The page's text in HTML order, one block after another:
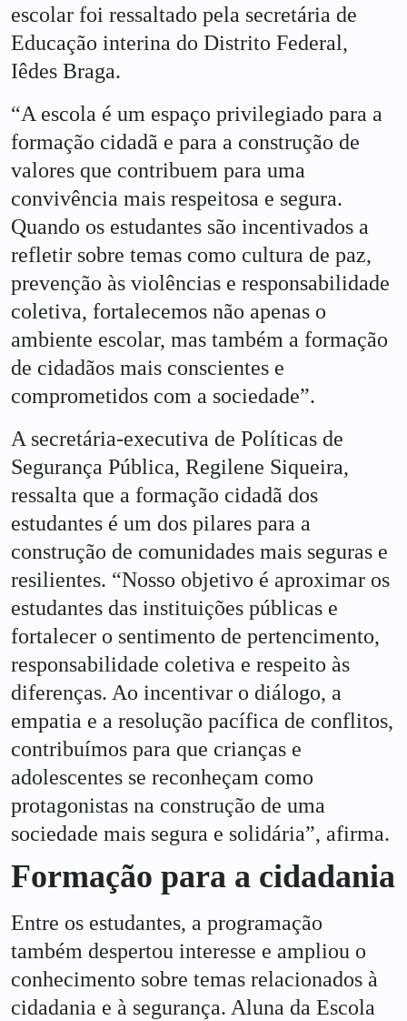
escolar foi ressaltado pela secretária de
Educação interina do Distrito Federal,
Iêdes Braga.
“A escola é um espaço privilegiado para a
formação cidadã e para a construção de
valores que contribuem para uma
convivência mais respeitosa e segura.
Quando os estudantes são incentivados a
refletir sobre temas como cultura de paz,
prevenção às violências e responsabilidade
coletiva, fortalecemos não apenas o
ambiente escolar, mas também a formação
de cidadãos mais conscientes e
comprometidos com a sociedade”.
A secretária-executiva de Políticas de
Segurança Pública, Regilene Siqueira,
ressalta que a formação cidadã dos
estudantes é um dos pilares para a
construção de comunidades mais seguras e
resilientes. “Nosso objetivo é aproximar os
estudantes das instituições públicas e
fortalecer o sentimento de pertencimento,
responsabilidade coletiva e respeito às
diferenças. Ao incentivar o diálogo, a
empatia e a resolução pacífica de conflitos,
contribuímos para que crianças e
adolescentes se reconheçam como
protagonistas na construção de uma
sociedade mais segura e solidária”, afirma.
Formação para a cidadania
Entre os estudantes, a programação
também despertou interesse e ampliou o
conhecimento sobre temas relacionados à
cidadania e à segurança. Aluna da Escola